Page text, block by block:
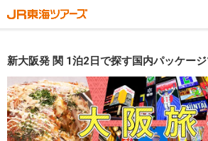
新大阪発 関 1泊2日で探す国内パッケー